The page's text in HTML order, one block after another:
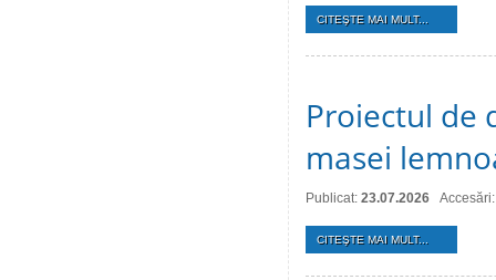
CITEŞTE MAI MULT...
Proiectul de
masei
Publicat: 23.07.2026
CITEŞTE MAI MULT...